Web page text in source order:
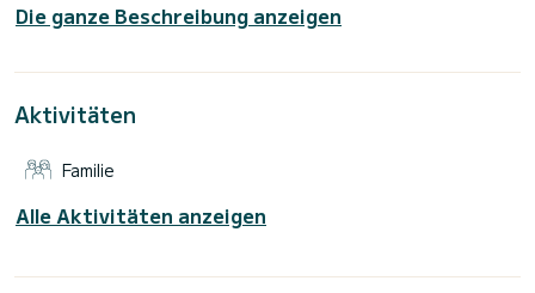
Kapazität von 12 Personen. Mit einer Gesamtlänge von 15
Metern wird es Ihr perfekter Begleiter sein, um einen
Piraeus zu verbringen.
Für Ihren Komfort verfügt über 4 Toiletten mit Dusche
einem Rollgenua ausgestattet. Es ist unter anderem mit
Außenlautsprecher, Deckdusche, Entsalzungsanlage,
Klimaanlage.
Charterbedingungen? Schicken Sie uns einfach eine
Die ganze Beschreibung anzeigen
Aktivitäten
Familie
Alle Aktivitäten anzeigen